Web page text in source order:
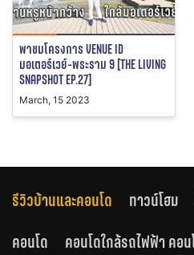
พาชมโครงการ VENUE ID
มอเตอร์เวย์-พระราม 9 [THE LIVING
SNAPSHOT EP.27]
March, 15 2023
รีวิวบ้านและคอนโด ทาวน์โฮม
คอนโด
คอนโดใกล้รถไฟฟ้า คอ